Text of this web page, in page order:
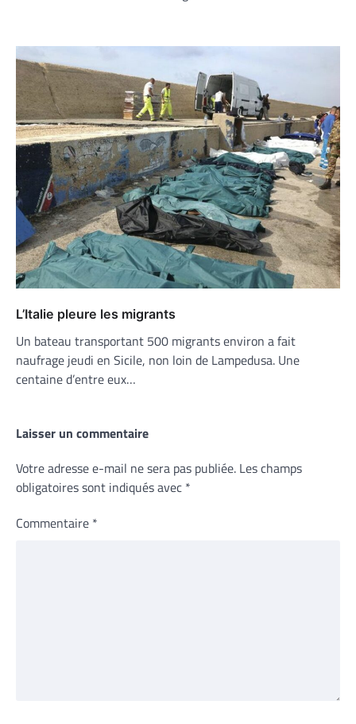
L’Italie pleure les migrants
Un bateau transportant 500 migrants environ a fait
naufrage jeudi en Sicile, non loin de Lampedusa. Une
centaine d’entre eux…
Laisser un commentaire
Votre adresse e-mail ne sera pas publiée. Les champs
obligatoires sont indiqués avec *
Commentaire *